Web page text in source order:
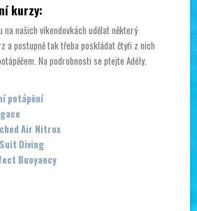
kurzy:
na našich víkendovkách udělat některý
a postupně tak třeba poskládat čtyři z nich
Na podrobnosti se ptejte Adély.
potápění
Air Nitrox
Diving
Buoyancy